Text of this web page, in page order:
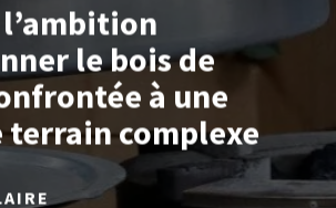
le bois de
à une
complexe